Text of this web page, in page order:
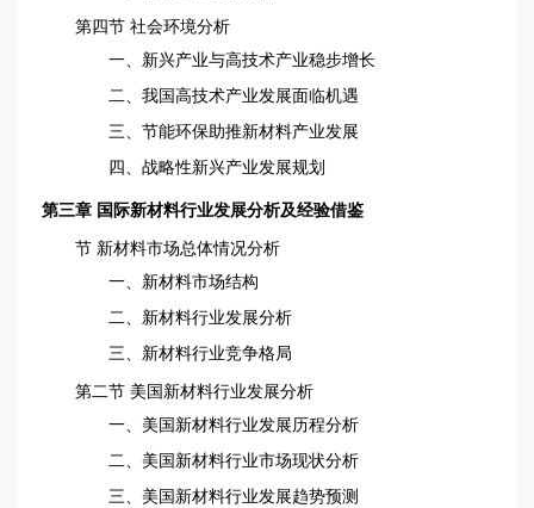
第四节 社会环境分析
一、新兴产业与高技术产业稳步增长
二、我国高技术产业发展面临机遇
三、节能环保助推新材料产业发展
四、战略性新兴产业发展规划
第三章 国际新材料行业发展分析及经验借鉴
节 新材料市场总体情况分析
一、新材料市场结构
二、新材料行业发展分析
三、新材料行业竞争格局
第二节 美国新材料行业发展分析
一、美国新材料行业发展历程分析
二、美国新材料行业市场现状分析
三、美国新材料行业发展趋势预测